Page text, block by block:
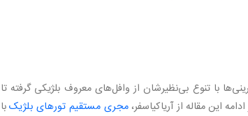
با تنوع بی‌نظیرشان از وافل‌های معروف بلژیکی گرفته تا
این مقاله از آریاکیاسفر، مجری مستقیم تورهای بلژیکبا